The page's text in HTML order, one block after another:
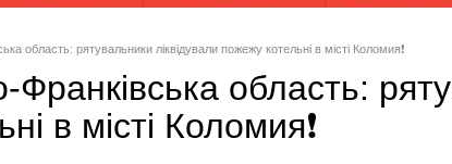
область: рятувальники ліквідували пожежу котельні в місті Коломия❗️
Франківська область:
в місті Коломия❗️